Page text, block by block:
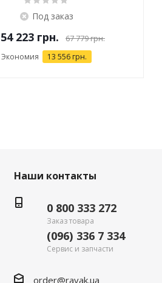
Под заказ
54 223 грн. 67 779 грн.
Экономия 13 556 грн.
Наши контакты
0 800 333 272
Заказ товара
(096) 336 7 334
Сервис и запчасти
order@ravak.ua